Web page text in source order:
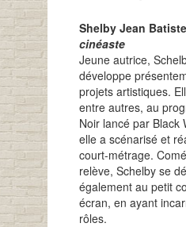
Shelby Jean
cinéaste
Jeune autrice,
développe
projets artistiques.
entre autres, au
Noir lancé par Black
elle a scénarisé et
court-métrage.
relève, Schelby se
également au petit
écran, en ayant
rôles.